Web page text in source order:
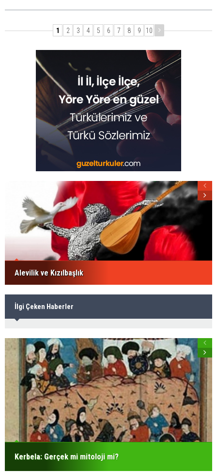
1 2 3 4 5 6 7 8 9 10
Alevilik ve Kızılbaşlık
İlgi Çeken Haberler
Kerbela: Gerçek mi mitoloji mi?